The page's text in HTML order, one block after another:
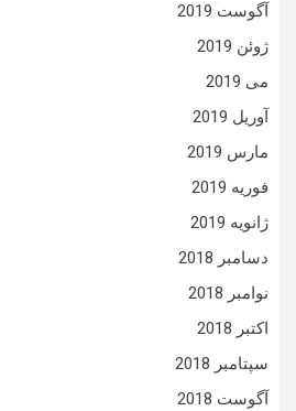
آگوست 2019
ژوئن 2019
می 2019
آوریل 2019
مارس 2019
فوریه 2019
ژانویه 2019
دسامبر 2018
نوامبر 2018
اکتبر 2018
سپتامبر 2018
آگوست 2018